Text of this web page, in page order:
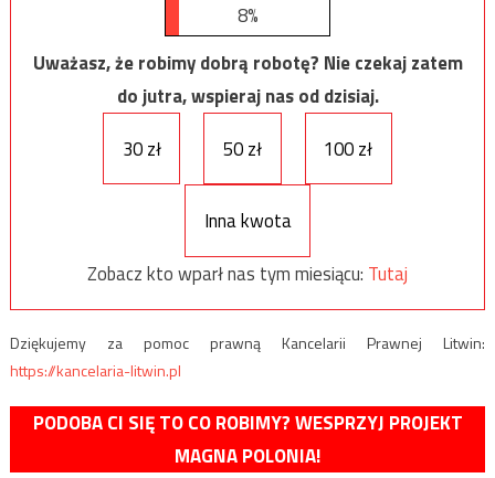
8%
Uważasz, że robimy dobrą robotę? Nie czekaj zatem
do jutra, wspieraj nas od dzisiaj.
30 zł
50 zł 100 zł
Inna kwota
Zobacz kto wparł nas tym miesiącu: Tutaj
Dziękujemy za pomoc prawną Kancelarii Prawnej Litwin:
https://kancelaria-litwin.pl
PODOBA CI SIĘ TO CO ROBIMY? WESPRZYJ PROJEKT
MAGNA POLONIA!